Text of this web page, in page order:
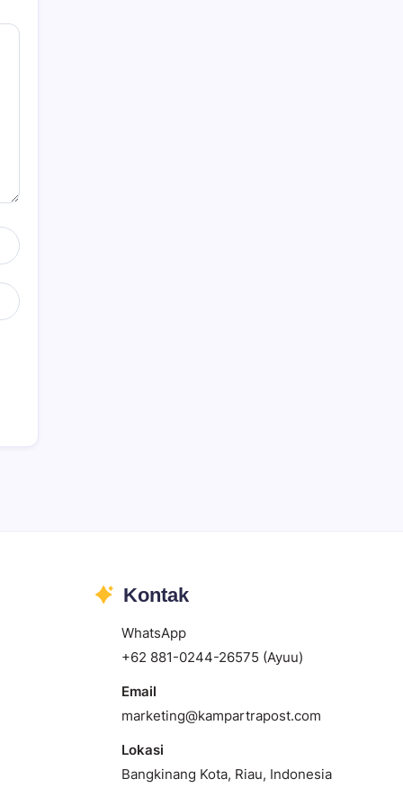
Kontak
WhatsApp
+62 881-0244-26575 (Ayuu)
Email
marketing@kampartrapost.com
Lokasi
Bangkinang Kota, Riau, Indonesia